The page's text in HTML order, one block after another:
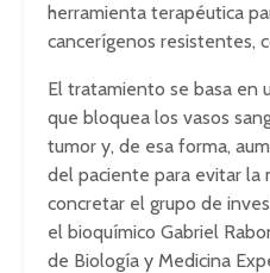
herramienta terapéutica
cancerígenos resistentes,
El tratamiento se basa en
que bloquea los vasos
tumor y, de esa forma,
del paciente para evitar la
concretar el grupo de
el bioquímico Gabriel
de Biología y Medicina